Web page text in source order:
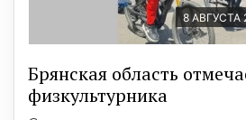
8 АВГУСТА
Брянская область
физкультурника